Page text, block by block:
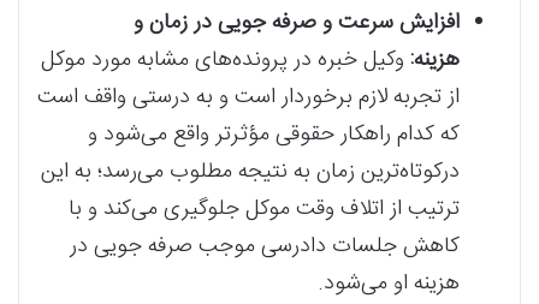
افزایش سرعت و صرفه جویی در زمان و
هزینه: وکیل خبره در پرونده‌های مشابه مورد موکل
از تجربه لازم برخوردار است و به درستی واقف است
که کدام راهکار حقوقی مؤثرتر واقع می‌شود و
درکوتاه‌ترین زمان به نتیجه مطلوب می‌رسد؛ به این
ترتیب از اتلاف وقت موکل جلوگیری می‌کند و با
کاهش جلسات دادرسی موجب صرفه جویی در
هزینه او می‌شود.